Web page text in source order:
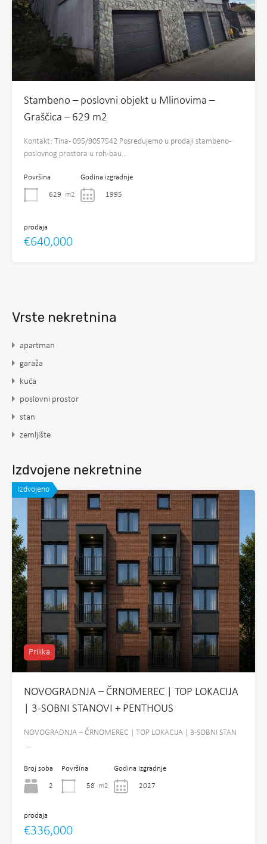
Stambeno – poslovni objekt u Mlinovima –
Graščica – 629 m2
Kontakt: Tina- 095/9057542 Posredujemo u prodaji stambeno-
poslovnog prostora u roh-bau…
Površina
629 m2
Godina izgradnje
1995
prodaja
€640,000
Vrste nekretnina
apartman
garaža
kuća
poslovni prostor
stan
zemljište
Izdvojene nekretnine
Izdvojeno
Prilika
NOVOGRADNJA – ČRNOMEREC | TOP LOKACIJA
| 3-SOBNI STANOVI + PENTHOUS
NOVOGRADNJA – ČRNOMEREC | TOP LOKACIJA | 3-SOBNI STAN
…
Broj soba
2
Površina
58 m2
Godina izgradnje
2027
prodaja
€336,000